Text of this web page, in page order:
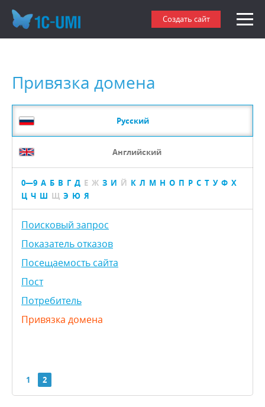
Создать сайт
Привязка домена
Русский
Английский
0—9 А Б В Г Д Е Ж З И Й К Л М Н О П Р С Т У Ф Х
Ц Ч Ш Щ Э Ю Я
Поисковый запрос
Показатель отказов
Посещаемость сайта
Пост
Потребитель
Привязка домена
1 2